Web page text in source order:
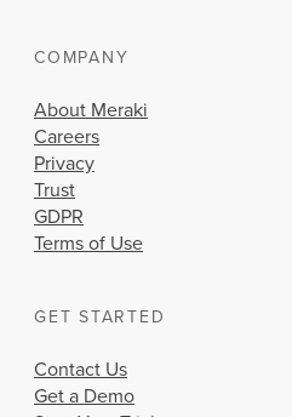
COMPANY
About Meraki
Careers
Privacy
Trust
GDPR
Terms of Use
GET STARTED
Contact Us
Get a Demo